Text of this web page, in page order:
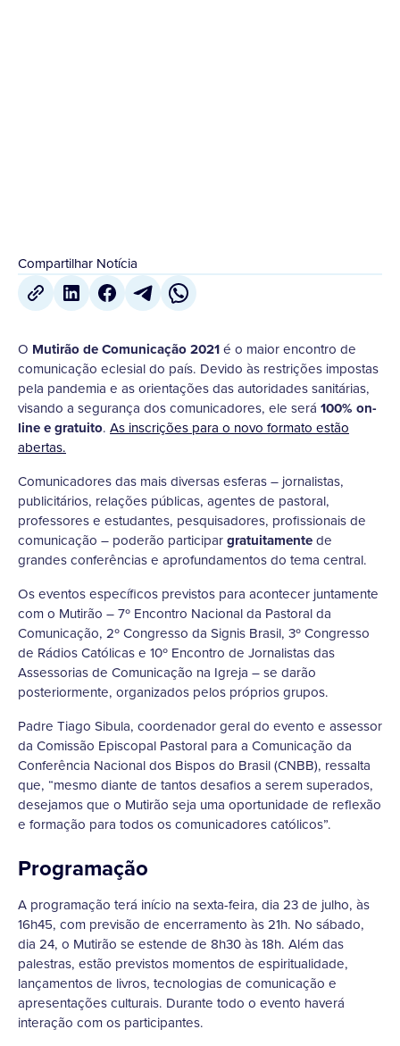
Compartilhar Notícia
O Mutirão de Comunicação 2021é o maior encontro de
comunicação eclesial do país. Devido às restrições impostas
pela pandemia e as orientações das autoridades sanitárias,
visando a segurança dos comunicadores, ele será 100% on-
line e gratuito. As inscrições para o novo formato estão
abertas.
Comunicadores das mais diversas esferas – jornalistas,
publicitários, relações públicas, agentes de pastoral,
professores e estudantes, pesquisadores, profissionais de
comunicação – poderão participargratuitamentede
grandes conferências e aprofundamentos do tema central.
Os eventos específicos previstos para acontecer juntamente
com o Mutirão – 7º Encontro Nacional da Pastoral da
Comunicação, 2º Congresso da Signis Brasil, 3º Congresso
de Rádios Católicas e 10º Encontro de Jornalistas das
Assessorias de Comunicação na Igreja – se darão
posteriormente, organizados pelos próprios grupos.
Padre Tiago Sibula, coordenador geral do evento e assessor
da Comissão Episcopal Pastoral para a Comunicação da
Conferência Nacional dos Bispos do Brasil (CNBB), ressalta
que, “mesmo diante de tantos desafios a serem superados,
desejamos que o Mutirão seja uma oportunidade de reflexão
e formação para todos os comunicadores católicos”.
Programação
A programação terá início na sexta-feira, dia 23 de julho, às
16h45, com previsão de encerramento às 21h. No sábado,
dia 24, o Mutirão se estende de 8h30 às 18h. Além das
palestras, estão previstos momentos de espiritualidade,
lançamentos de livros, tecnologias de comunicação e
apresentações culturais. Durante todo o evento haverá
interação com os participantes.